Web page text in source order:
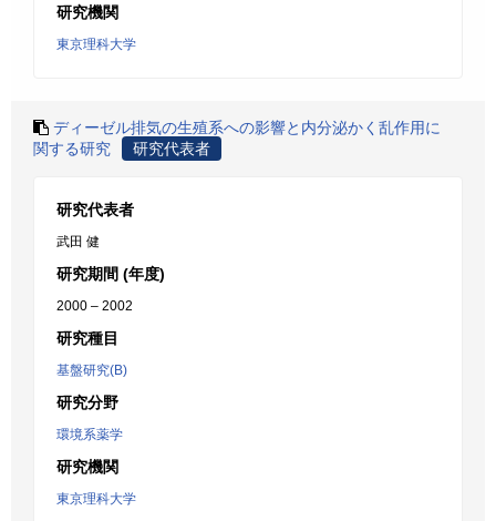
研究機関
東京理科大学
ディーゼル排気の生殖系への影響と内分泌かく乱作用に
関する研究
研究代表者
研究代表者
武田 健
研究期間 (年度)
2000 – 2002
研究種目
基盤研究(B)
研究分野
環境系薬学
研究機関
東京理科大学